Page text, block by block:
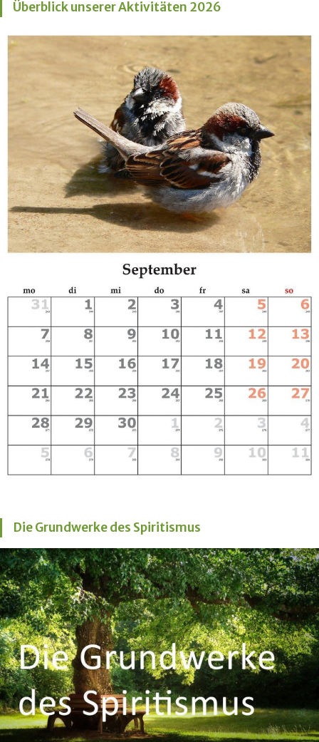
Überblick unserer Aktivitäten 2026
Die Grundwerke des Spiritismus